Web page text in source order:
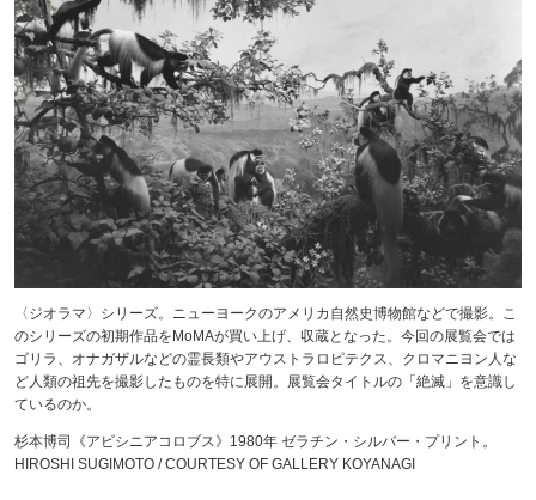
〈ジオラマ〉シリーズ。ニューヨークのアメリカ自然史博物館などで撮影。こ
のシリーズの初期作品をMoMAが買い上げ、収蔵となった。今回の展覧会では
ゴリラ、オナガザルなどの霊長類やアウストラロピテクス、クロマニヨン人な
ど人類の祖先を撮影したものを特に展開。展覧会タイトルの「絶滅」を意識し
ているのか。
杉本博司《アビシニアコロブス》1980年 ゼラチン・シルバー・プリント。
HIROSHI SUGIMOTO / COURTESY OF GALLERY KOYANAGI